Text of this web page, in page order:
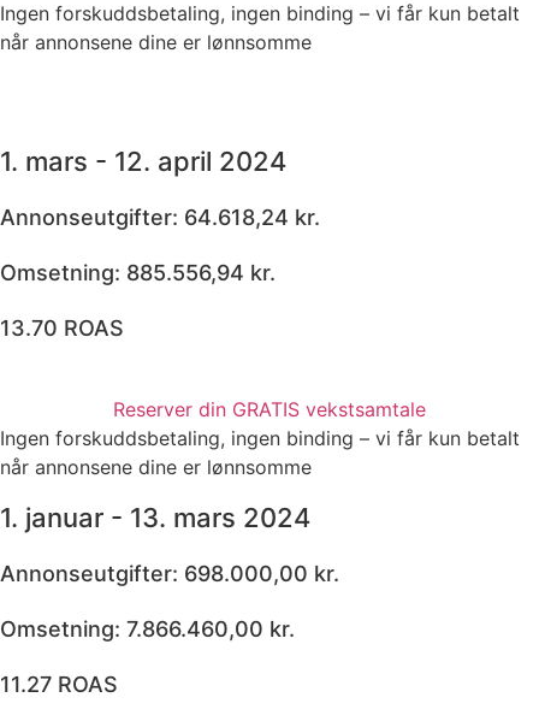
Ingen forskuddsbetaling, ingen binding – vi får kun betalt
når annonsene dine er lønnsomme
1. mars - 12. april 2024
Annonseutgifter: 64.618,24 kr.
Omsetning: 885.556,94 kr.
13.70 ROAS
Reserver din GRATIS vekstsamtale
Ingen forskuddsbetaling, ingen binding – vi får kun betalt
når annonsene dine er lønnsomme
1. januar - 13. mars 2024
Annonseutgifter: 698.000,00 kr.
Omsetning: 7.866.460,00 kr.
11.27 ROAS